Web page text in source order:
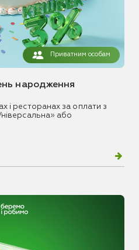
Приватним особам
народження
і ресторанах за оплати з
або